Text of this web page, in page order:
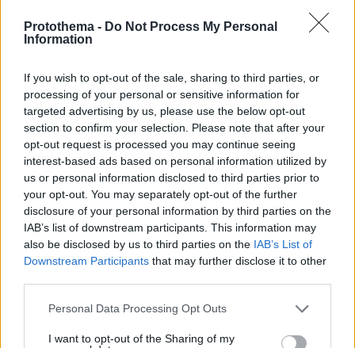
Protothema - Do Not Process My Personal
Information
If you wish to opt-out of the sale, sharing to third parties, or
processing of your personal or sensitive information for
targeted advertising by us, please use the below opt-out
section to confirm your selection. Please note that after your
opt-out request is processed you may continue seeing
interest-based ads based on personal information utilized by
us or personal information disclosed to third parties prior to
your opt-out. You may separately opt-out of the further
disclosure of your personal information by third parties on the
IAB’s list of downstream participants. This information may
also be disclosed by us to third parties on the IAB’s List of
Downstream Participants that may further disclose it to other
Please note that this website/app uses one or more Google
not limited to your visit or usage behaviour. You may click to
Personal Data Processing Opt Outs
I want to opt-out of the Sharing of my
Με νέα τιμή η Mercedes A-Class στην Ελλάδα, για
πριν 6 λεπτά
Διακοπές στη Σύρο: Οι κορυφαίες εμπειρίες
πριν 9 λεπτά
Πυρομαχικά μετέφερε το ουκρανικό Antonov δίπλα στο
οποίο βρέθηκε το drone στο αεροδρόμιο της Λειψίας,
λένε γερμανικά ΜΜΕ
πριν 13 λεπτά
Είμαι πια τόσο χορτασμένη, όντως αισθάνομαι ότι τα
έχω κάνει όλα, δήλωσε η Μαρία Κορινθίου
πριν 17 λεπτά
Θύμα απάτης γυναίκα στη Μαγνησία: Δήθεν τεχνικοί του
πριν 20 λεπτά
Οικογενειακή φωτογραφία για τον έναν χρόνο από τον